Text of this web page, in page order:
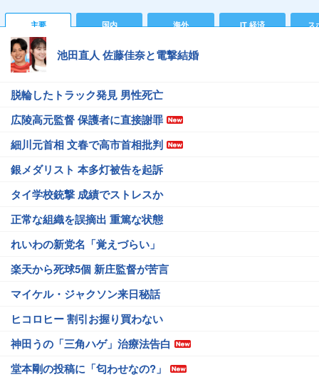
主要 国内 海外 IT 経済 ス
池田直人 佐藤佳奈と電撃結婚
脱輪したトラック発見 男性死亡
広陵高元監督 保護者に直接謝罪
細川元首相 文春で高市首相批判
銀メダリスト 本多灯被告を起訴
タイ学校銃撃 成績でストレスか
正常な組織を誤摘出 重篤な状態
れいわの新党名「覚えづらい」
楽天から死球5個 新庄監督が苦言
マイケル・ジャクソン来日秘話
ヒコロヒー 割引お握り買わない
神田うの「三角ハゲ」治療法告白
堂本剛の投稿に「匂わせなの?」